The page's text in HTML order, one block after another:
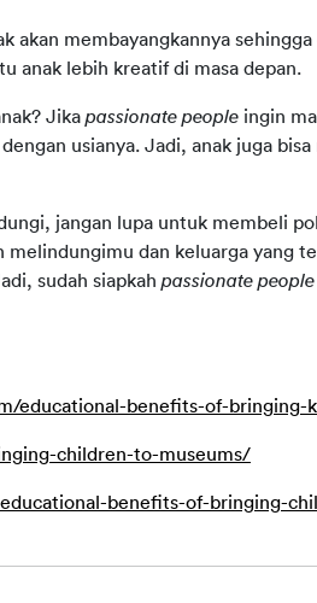
akan membayangkannya sehingga
anak lebih kreatif di masa depan.
Jika passionate people ingin
usianya. Jadi, anak juga
jangan lupa untuk membeli
melindungimu dan keluarga yang
sudah siapkah passionate people
educational-benefits-of-bringing-
children-to-museums/
benefits-of-bringing-